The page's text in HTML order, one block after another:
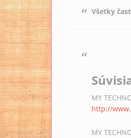
Všetky
MY
http://
MY